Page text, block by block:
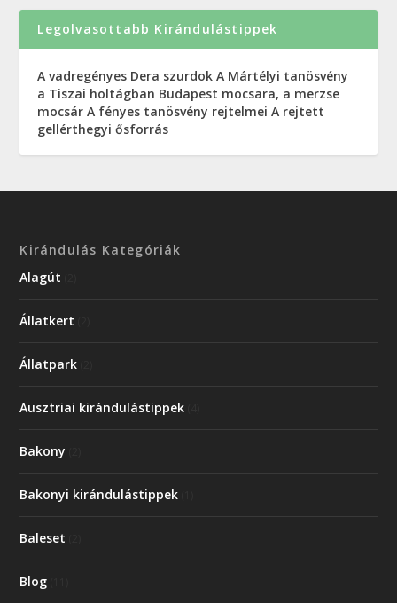
Legolvasottabb Kirándulástippek
A vadregényes Dera szurdok A Mártélyi tanösvény
a Tiszai holtágban Budapest mocsara, a merzse
mocsár A fényes tanösvény rejtelmei A rejtett
gellérthegyi ősforrás
Kirándulás Kategóriák
Alagút
Állatkert
Állatpark
Ausztriai kirándulástippek
Bakony
Bakonyi kirándulástippek
Baleset
Blog